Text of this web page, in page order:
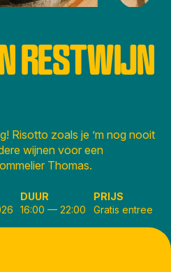
RESTWIJN
Risotto zoals je ’m nog nooit
wijnen voor een
Thomas.
DUUR
16:00—22:00
PRIJS
Gratis entree